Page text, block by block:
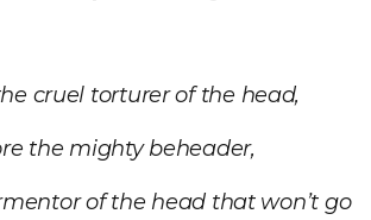
cruel torturer of the head,
the mighty beheader,
of the head that won’t go